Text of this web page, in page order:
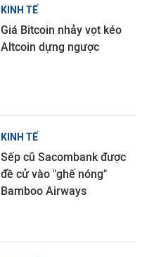
KINH TẾ
Giá Bitcoin nhảy vọt kéo
Altcoin dựng ngược
KINH TẾ
Sếp cũ Sacombank được
đề cử vào "ghế nóng"
Bamboo Airways